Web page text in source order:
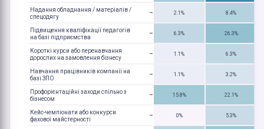
Надання обладнання / матеріалів /
спецодягу
Підвищення кваліфікації педагогів
на базі підприємства
Короткі курси або перенавчання
дорослих на замовлення бізнесу
Навчання працівників компанії на
базі ЗПО
Профорієнтаційні заходи спільно з
бізнесом
Кейс-чемпіонати або конкурси
фахової майстерності
2.1% 8.4%
6.3% 26.3%
1.1% 6.3%
1.1% 3.2%
15.8% 22.1%
0% 5.3%